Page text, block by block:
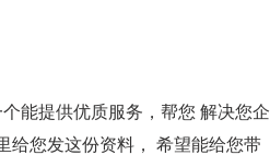
能提供优质服务，帮您 解决您企
给您发这份资料， 希望能给您带